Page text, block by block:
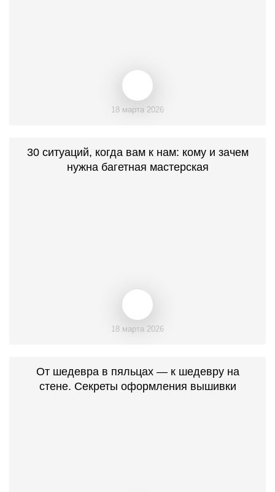
18 марта 2026
30 ситуаций, когда вам к нам: кому и зачем
нужна багетная мастерская
18 марта 2026
От шедевра в пяльцах — к шедевру на
стене. Секреты оформления вышивки